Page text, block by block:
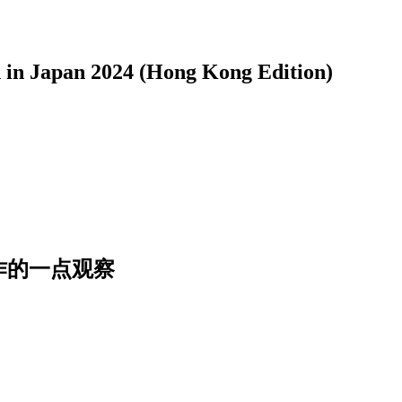
Japan 2024 (Hong Kong Edition)
的一点观察